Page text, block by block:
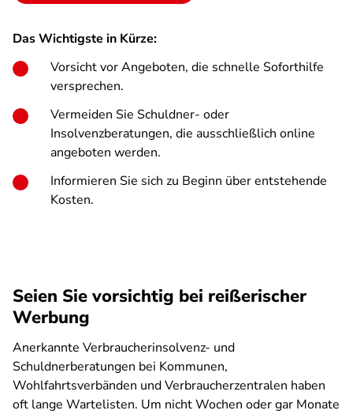
Das Wichtigste in Kürze:
Vorsicht vor Angeboten, die schnelle Soforthilfe
versprechen.
Vermeiden Sie Schuldner- oder
Insolvenzberatungen, die ausschließlich online
angeboten werden.
Informieren Sie sich zu Beginn über entstehende
Kosten.
Seien Sie vorsichtig bei reißerischer
Werbung
Anerkannte Verbraucherinsolvenz- und
Schuldnerberatungen bei Kommunen,
Wohlfahrtsverbänden und Verbraucherzentralen haben
oft lange Wartelisten. Um nicht Wochen oder gar Monate